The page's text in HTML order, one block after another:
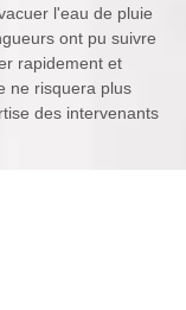
l'eau de pluie
ont pu suivre
rapidement et
ne risquera plus
des intervenants